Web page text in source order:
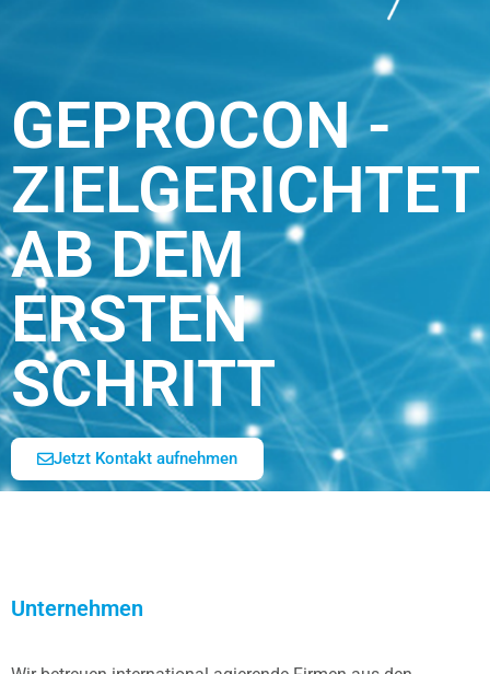
GEPROCON -
ZIELGERICHTET
AB DEM
ERSTEN
SCHRITT
Jetzt Kontakt aufnehmen
Unternehmen